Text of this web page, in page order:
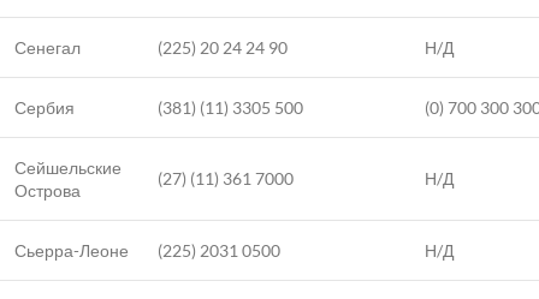
Сенегал (225) 20 24 24 90 Н/Д
Сербия (381) (11) 3305 500 (0) 700 300
Сейшельские
Острова
(27) (11) 361 7000 Н/Д
Сьерра-Леоне (225) 2031 0500 Н/Д